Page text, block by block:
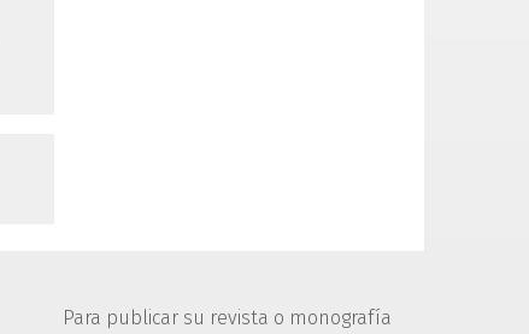
Para publicar su revista o monografía